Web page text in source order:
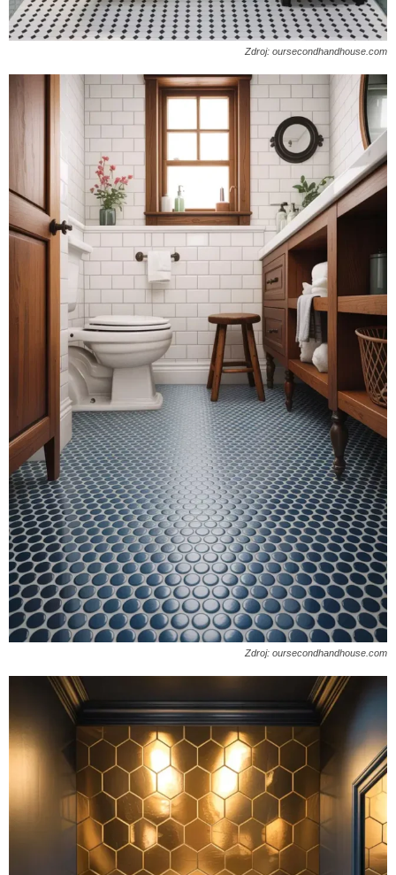
Zdroj: oursecondhandhouse.com
Zdroj: oursecondhandhouse.com